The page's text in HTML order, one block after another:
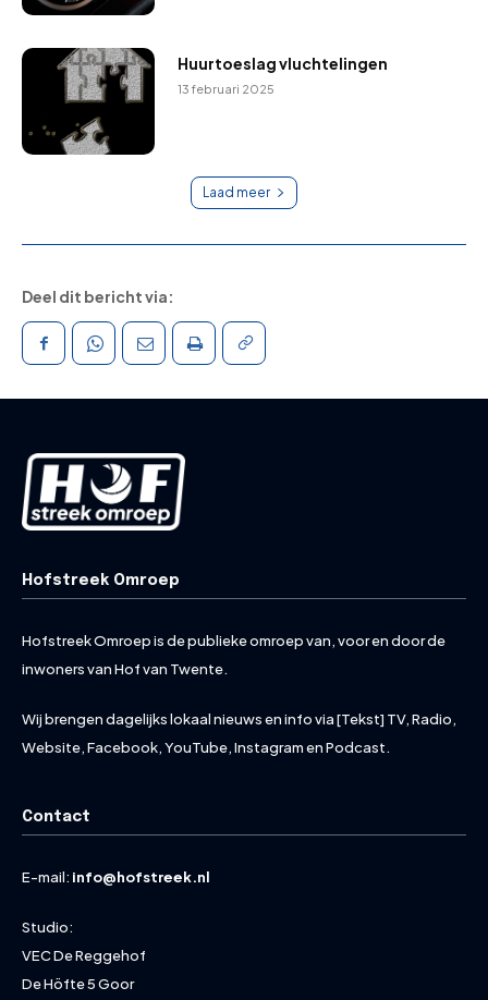
Huurtoeslag vluchtelingen
13 februari 2025
Laad meer
Deel dit bericht via:
Hofstreek Omroep
Hofstreek Omroep is de publieke omroep van, voor en door de
inwoners van Hof van Twente.
Wij brengen dagelijks lokaal nieuws en info via [Tekst] TV, Radio,
Website, Facebook, YouTube, Instagram en Podcast.
Contact
E-mail: info@hofstreek.nl
Studio:
VEC De Reggehof
De Höfte 5 Goor